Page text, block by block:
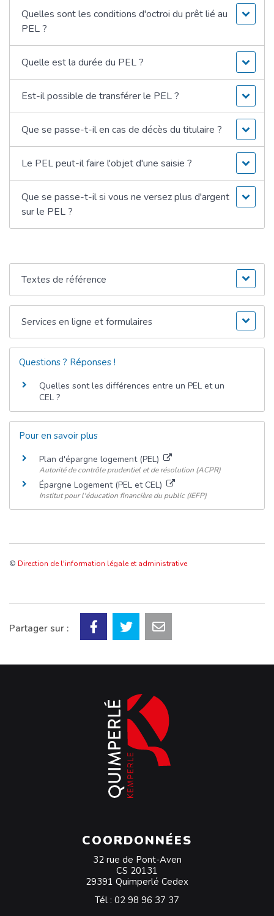
Quelles sont les conditions d'octroi du prêt lié au
PEL ?
Quelle est la durée du PEL ?
Est-il possible de transférer le PEL ?
Que se passe-t-il en cas de décès du titulaire ?
Le PEL peut-il faire l'objet d'une saisie ?
Que se passe-t-il si vous ne versez plus d'argent
sur le PEL ?
Textes de référence
Services en ligne et formulaires
Questions ? Réponses !
Quelles sont les différences entre un PEL et un
CEL ?
Pour en savoir plus
Plan d'épargne logement (PEL)
Autorité de contrôle prudentiel et de résolution (ACPR)
Épargne Logement (PEL et CEL)
Institut pour l'éducation financière du public (IEFP)
© Direction de l'information légale et administrative
Partager sur :
COORDONNÉES
32 rue de Pont-Aven
CS 20131
29391 Quimperlé Cedex
Tél : 02 98 96 37 37